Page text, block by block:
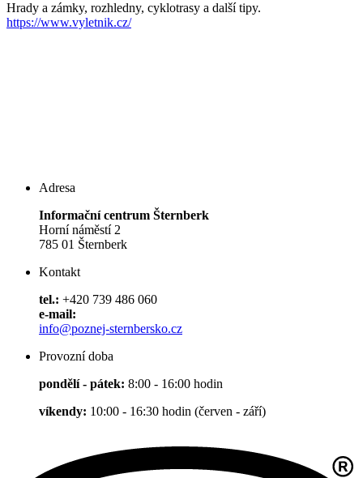
Hrady a zámky, rozhledny, cyklotrasy a další tipy.
https://www.vyletnik.cz/
Adresa
Informační centrum Šternberk
Horní náměstí 2
785 01 Šternberk
Kontakt
tel.: +420 739 486 060
e-mail:
info@poznej-sternbersko.cz
Provozní doba
pondělí - pátek: 8:00 - 16:00 hodin
víkendy: 10:00 - 16:30 hodin (červen - září)